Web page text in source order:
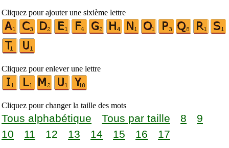
Cliquez pour ajouter une sixième lettre
Cliquez pour enlever une lettre
Cliquez pour changer la taille des mots
Tous alphabétique Tous par taille 8
9
10
11 12 13 14 15 16 17